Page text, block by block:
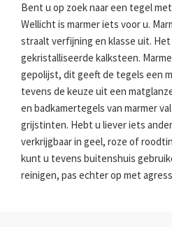
Bent u op zoek naar een tegel
Wellicht is marmer iets voor u.
straalt verfijning en klasse uit.
gekristalliseerde kalksteen.
gepolijst, dit geeft de tegels een
tevens de keuze uit een
en badkamertegels van marmer
grijstinten. Hebt u liever iets
verkrijgbaar in geel, roze of
kunt u tevens buitenshuis
reinigen, pas echter op met